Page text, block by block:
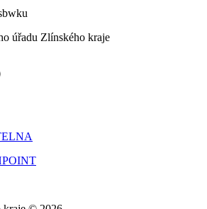
úřadu Zlínského kraje